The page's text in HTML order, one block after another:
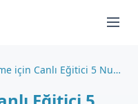
Öğrenme için Canlı Eğitici 5 Numaralı Boyama Sayfası